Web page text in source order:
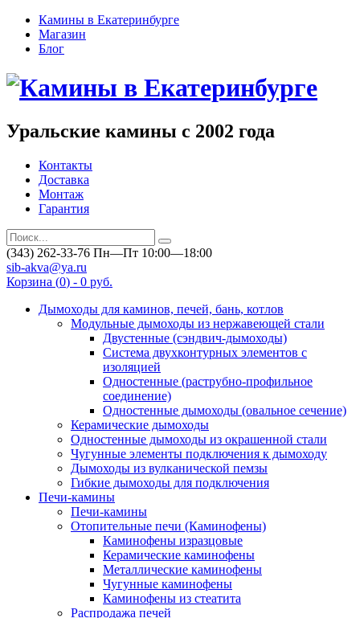
Камины в Екатеринбурге
Магазин
Блог
Уральские камины с 2002 года
Контакты
Доставка
Монтаж
Гарантия
(343) 262-33-76 Пн—Пт 10:00—18:00
sib-akva@ya.ru
Корзина (0) - 0 руб.
Дымоходы для каминов, печей, бань, котлов
Модульные дымоходы из нержавеющей стали
Двустенные (сэндвич-дымоходы)
Система двухконтурных элементов с
изоляцией
Одностенные (раструбно-профильное
соединение)
Одностенные дымоходы (овальное сечение)
Керамические дымоходы
Одностенные дымоходы из окрашенной стали
Чугунные элементы подключения к дымоходу
Дымоходы из вулканической пемзы
Гибкие дымоходы для подключения
Печи-камины
Печи-камины
Отопительные печи (Каминофены)
Каминофены изразцовые
Керамические каминофены
Металлические каминофены
Чугунные каминофены
Каминофены из стеатита
Распродажа печей